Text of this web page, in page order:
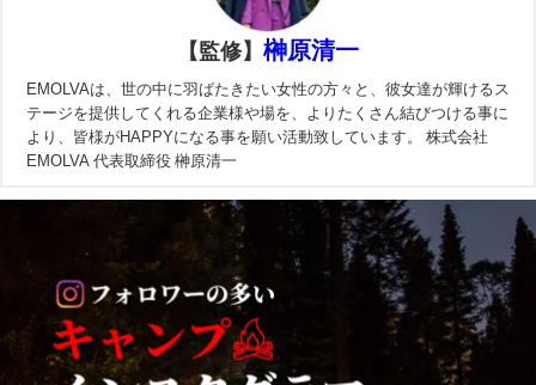
【監修】 榊原清一
EMOLVAは、世の中に羽ばたきたい女性の方々と、彼女達が輝けるス
テージを提供してくれる企業様や場を、よりたくさん結びつける事に
より、皆様がHAPPYになる事を願い活動致しています。 株式会社
EMOLVA 代表取締役 榊原清一